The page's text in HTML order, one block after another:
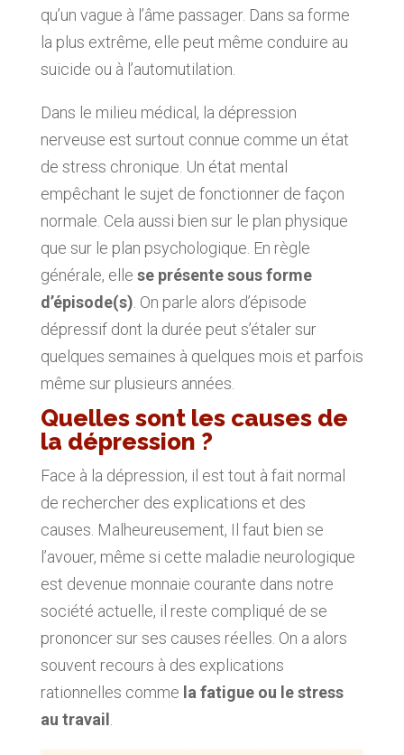
qu’un vague à l’âme passager. Dans sa forme
la plus extrême, elle peut même conduire au
suicide ou à l’automutilation.
Dans le milieu médical, la dépression
nerveuse est surtout connue comme un état
de stress chronique. Un état mental
empêchant le sujet de fonctionner de façon
normale. Cela aussi bien sur le plan physique
que sur le plan psychologique. En règle
générale, elle se présente sous forme
d’épisode(s). On parle alors d’épisode
dépressif dont la durée peut s’étaler sur
quelques semaines à quelques mois et parfois
même sur plusieurs années.
Quelles sont les causes de
la dépression ?
Face à la dépression, il est tout à fait normal
de rechercher des explications et des
causes. Malheureusement, Il faut bien se
l’avouer, même si cette maladie neurologique
est devenue monnaie courante dans notre
société actuelle, il reste compliqué de se
prononcer sur ses causes réelles. On a alors
souvent recours à des explications
rationnelles comme la fatigue ou le stress
au travail .